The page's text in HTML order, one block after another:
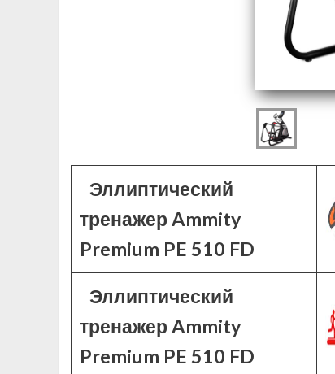
Эллиптический
тренажер Ammity
Premium PE 510 FD
Эллиптический
тренажер Ammity
Premium PE 510 FD